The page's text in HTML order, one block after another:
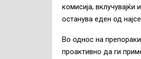
комисија,
останува еден од
Во однос на
проактивно да ги